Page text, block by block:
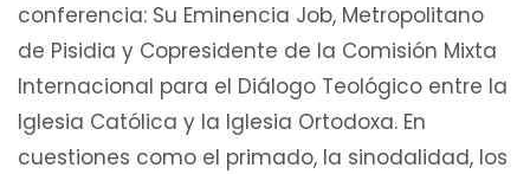
conferencia: Su Eminencia Job, Metropolitano
de Pisidia y Copresidente de la Comisión Mixta
Internacional para el Diálogo Teológico entre la
Iglesia Católica y la Iglesia Ortodoxa. En
cuestiones como el primado, la sinodalidad, los